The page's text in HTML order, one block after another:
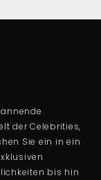
der Celebrities,
Sie ein in ein
bis hin